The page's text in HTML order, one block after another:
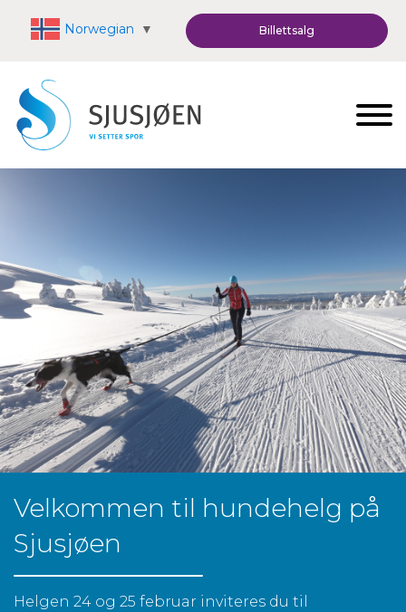
Norwegian ▼ Billettsalg
Velkommen til hundehelg på
Sjusjøen
Helgen 24 og 25 februar inviteres du til